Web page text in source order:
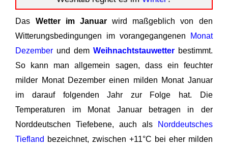
Das Wetter im Januarwird maßgeblich von den
Witterungsbedingungen im vorangegangenen
Monat
Dezember und dem Weihnachtstauwetterbestimmt.
So kann man allgemein sagen, dass ein feuchter
milder Monat Dezember einen milden Monat Januar
im darauf folgenden Jahr zur Folge hat. Die
Temperaturen im Monat Januar betragen in der
Norddeutschen Tiefebene, auch als
Norddeutsches
Tiefland bezeichnet, zwischen +11°C bei eher milden